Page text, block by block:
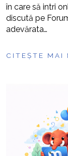
în care să intri
discută pe
adevărata…
CITEȘTE MAI